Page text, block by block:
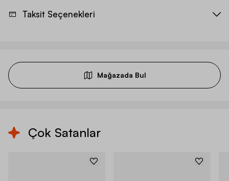
Taksit Seçenekleri
Mağazada Bul
Çok Satanlar